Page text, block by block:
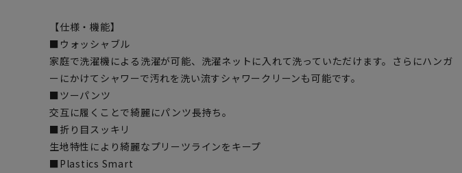
【仕様・機能】
■ウォッシャブル
家庭で洗濯機による洗濯が可能、洗濯ネットに入れて洗っていただけます。さらにハンガ
ーにかけてシャワーで汚れを洗い流すシャワークリーンも可能です。
■ツーパンツ
交互に履くことで綺麗にパンツ長持ち。
■折り目スッキリ
生地特性により綺麗なプリーツラインをキープ
■Plastics Smart